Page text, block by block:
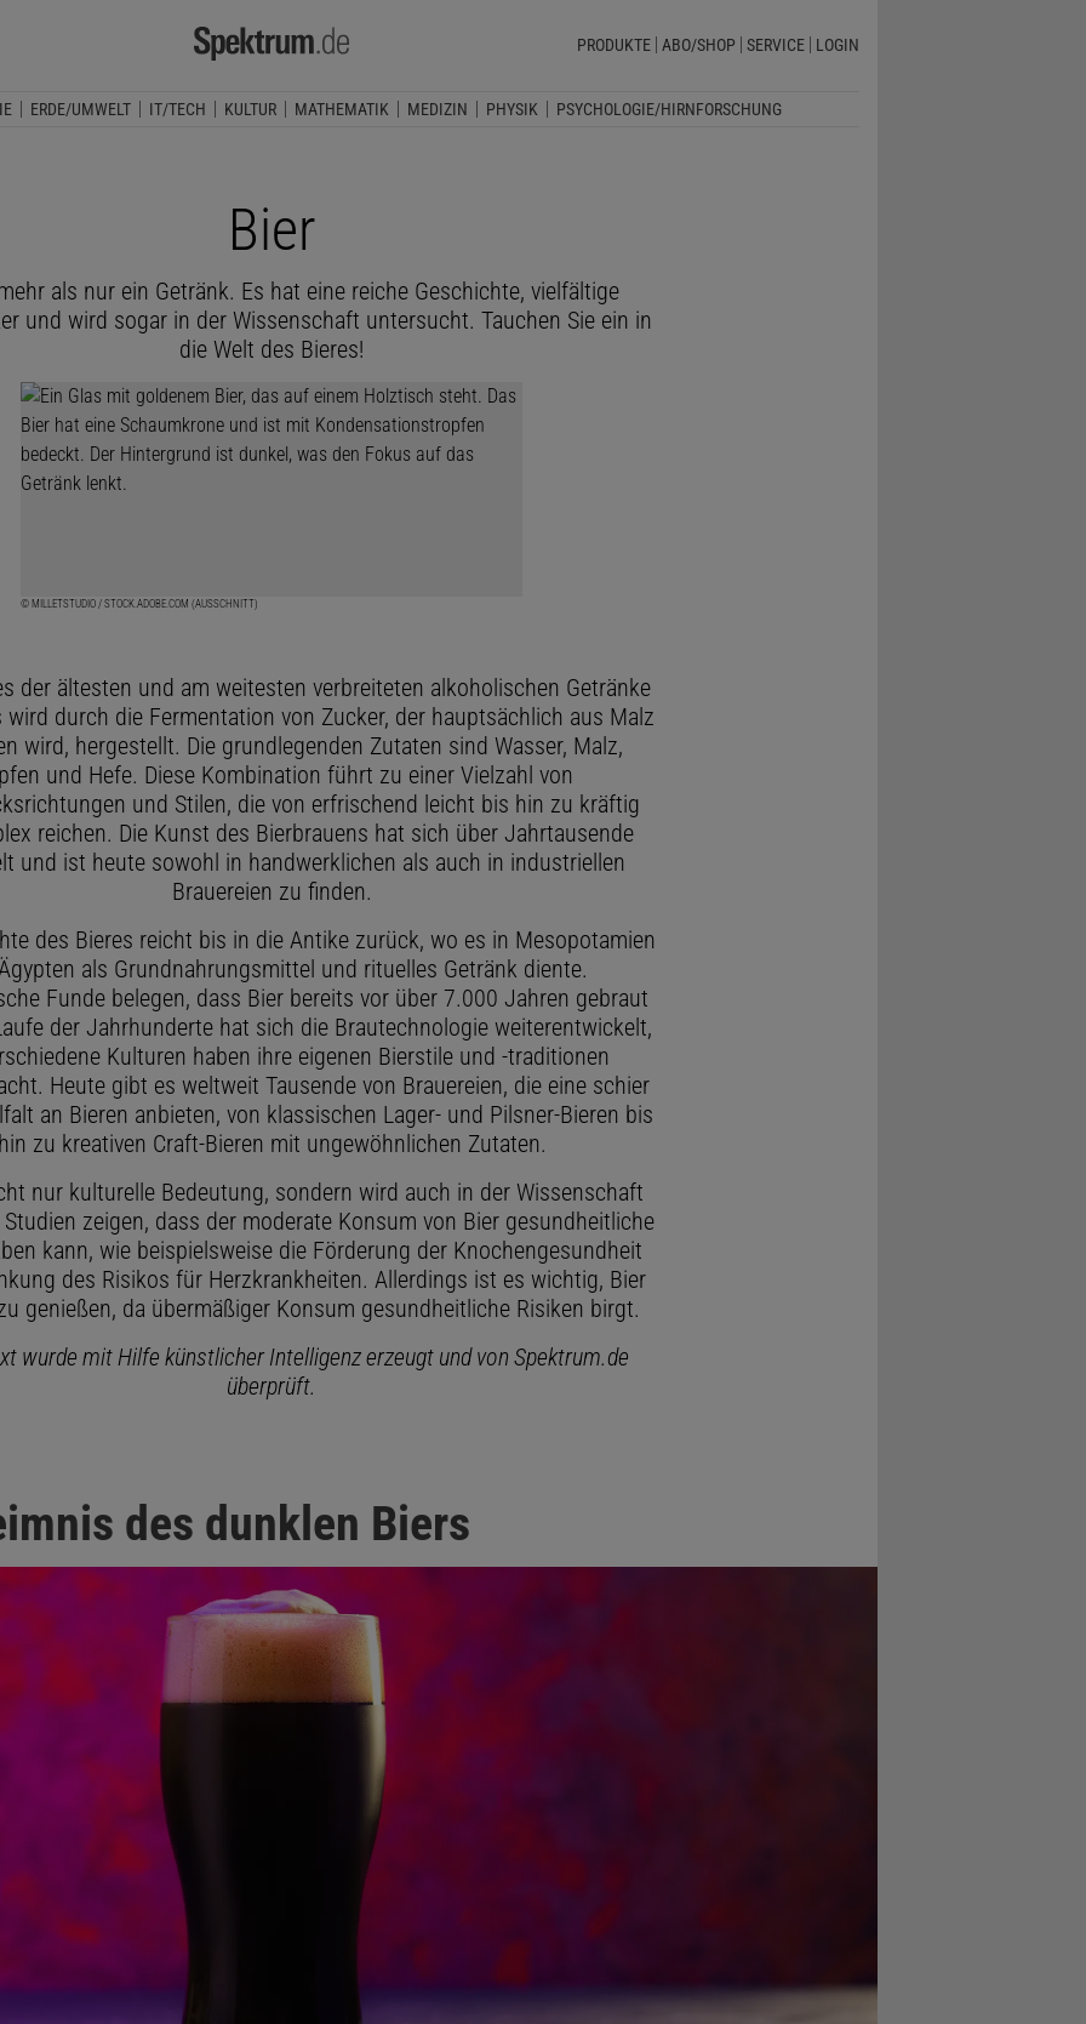
PRODUKTE ABO/SHOP SERVICE LOGIN
ERDE/UMWELT IT/TECH KULTUR MATHEMATIK MEDIZIN PHYSIK PSYCHOLOGIE/HIRNFORSCHUNG
Bier
als nur ein Getränk. Es hat eine reiche Geschichte, vielfältige
und wird sogar in der Wissenschaft untersucht. Tauchen Sie ein in
die Welt des Bieres!
© MILLETSTUDIO / STOCK.ADOBE.COM (AUSSCHNITT)
der ältesten und am weitesten verbreiteten alkoholischen Getränke
wird durch die Fermentation von Zucker, der hauptsächlich aus Malz
wird, hergestellt. Die grundlegenden Zutaten sind Wasser, Malz,
und Hefe. Diese Kombination führt zu einer Vielzahl von
und Stilen, die von erfrischend leicht bis hin zu kräftig
reichen. Die Kunst des Bierbrauens hat sich über Jahrtausende
und ist heute sowohl in handwerklichen als auch in industriellen
Brauereien zu finden.
des Bieres reicht bis in die Antike zurück, wo es in Mesopotamien
als Grundnahrungsmittel und rituelles Getränk diente.
Funde belegen, dass Bier bereits vor über 7.000 Jahren gebraut
der Jahrhunderte hat sich die Brautechnologie weiterentwickelt,
Kulturen haben ihre eigenen Bierstile und -traditionen
Heute gibt es weltweit Tausende von Brauereien, die eine schier
an Bieren anbieten, von klassischen Lager- und Pilsner-Bieren bis
zu kreativen Craft-Bieren mit ungewöhnlichen Zutaten.
nur kulturelle Bedeutung, sondern wird auch in der Wissenschaft
zeigen, dass der moderate Konsum von Bier gesundheitliche
kann, wie beispielsweise die Förderung der Knochengesundheit
des Risikos für Herzkrankheiten. Allerdings ist es wichtig, Bier
genießen, da übermäßiger Konsum gesundheitliche Risiken birgt.
wurde mit Hilfe künstlicher Intelligenz erzeugt und von Spektrum.de
überprüft.
des dunklen Biers